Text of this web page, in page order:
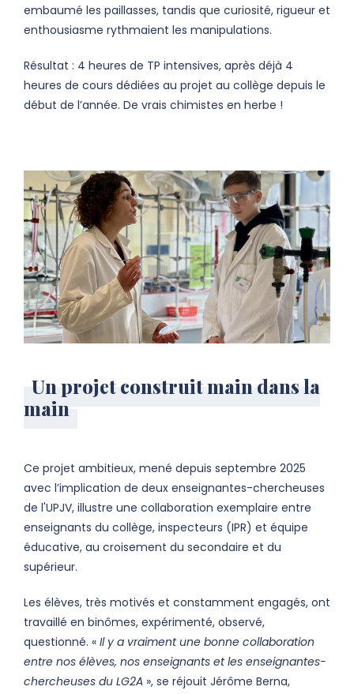
embaumé les paillasses, tandis que curiosité, rigueur et
enthousiasme rythmaient les manipulations.
Résultat : 4 heures de TP intensives, après déjà 4
heures de cours dédiées au projet au collège depuis le
début de l’année. De vrais chimistes en herbe !
Un projet construit main dans la
main
Ce projet ambitieux, mené depuis septembre 2025
avec l’implication de deux enseignantes-chercheuses
de l'UPJV, illustre une collaboration exemplaire entre
enseignants du collège, inspecteurs (IPR) et équipe
éducative, au croisement du secondaire et du
supérieur.
Les élèves, très motivés et constamment engagés, ont
travaillé en binômes, expérimenté, observé,
questionné. « Il y a vraiment une bonne collaboration
entre nos élèves, nos enseignants et les enseignantes-
chercheuses du LG2A », se réjouit Jérôme Berna,